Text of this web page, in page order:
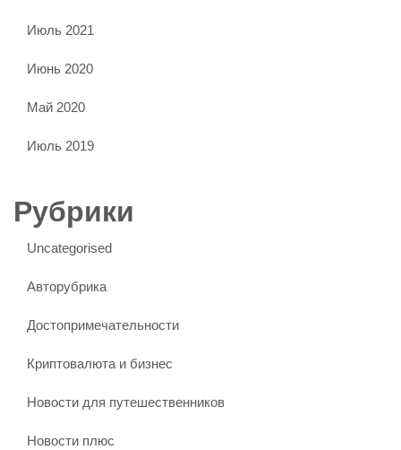
Июль 2021
Июнь 2020
Май 2020
Июль 2019
Рубрики
Uncategorised
Авторубрика
Достопримечательности
Криптовалюта и бизнес
Новости для путешественников
Новости плюс